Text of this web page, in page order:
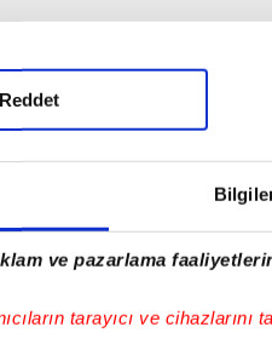
ve pazarlama
tarayıcı ve cihazlarını
Reddet